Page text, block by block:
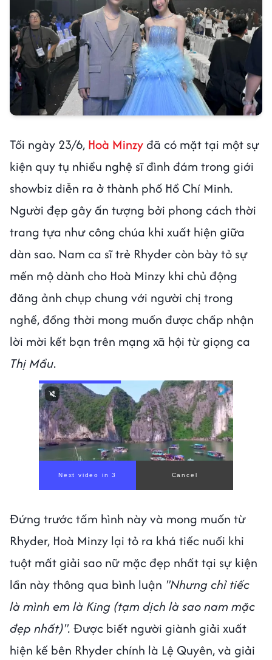
Tối ngày 23/6, Hoà Minzyđã có mặt tại một sự
kiện quy tụ nhiều nghệ sĩ đình đám trong giới
showbiz diễn ra ở thành phố Hồ Chí Minh.
Người đẹp gây ấn tượng bởi phong cách thời
trang tựa như công chúa khi xuất hiện giữa
dàn sao. Nam ca sĩ trẻ Rhyder còn bày tỏ sự
mến mộ dành cho Hoà Minzy khi chủ động
đăng ảnh chụp chung với người chị trong
nghề, đồng thời mong muốn được chấp nhận
lời mời kết bạn trên mạng xã hội từ giọng ca
Thị Mầu.
Next video in 1 Cancel
Đứng trước tấm hình này và mong muốn từ
Rhyder, Hoà Minzy lại tỏ ra khá tiếc nuối khi
tuột mất giải sao nữ mặc đẹp nhất tại sự kiện
lần này thông qua bình luận "Nhưng chỉ tiếc
là mình em là King (tạm dịch là sao nam mặc
đẹp nhất)". Được biết người giành giải xuất
hiện kế bên Rhyder chính là Lệ Quyên, và giải